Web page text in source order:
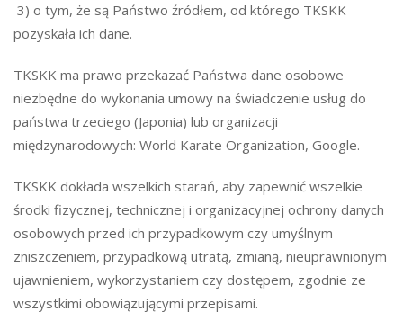
3) o tym, że są Państwo źródłem, od którego TKSKK
pozyskała ich dane.
TKSKK ma prawo przekazać Państwa dane osobowe
niezbędne do wykonania umowy na świadczenie usług do
państwa trzeciego (Japonia) lub organizacji
międzynarodowych: World Karate Organization, Google.
TKSKK dokłada wszelkich starań, aby zapewnić wszelkie
środki fizycznej, technicznej i organizacyjnej ochrony danych
osobowych przed ich przypadkowym czy umyślnym
zniszczeniem, przypadkową utratą, zmianą, nieuprawnionym
ujawnieniem, wykorzystaniem czy dostępem, zgodnie ze
wszystkimi obowiązującymi przepisami.